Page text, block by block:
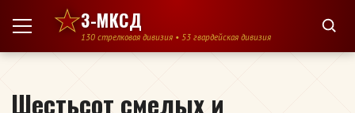
Перейти к содержимому
3-МКСД
130 стрелковая дивизия • 53 гвардейская дивизия
Шестьсот смелых и